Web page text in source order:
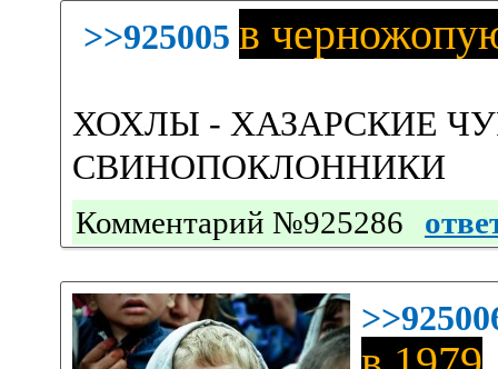
>>925005 в
ХОХЛЫ - ХАЗАРСКИЕ
СВИНОПОКЛОННИКИ
Комментарий №925286